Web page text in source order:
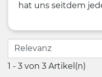
hat uns seitdem
1 - 3 von 3 Artikel(n)